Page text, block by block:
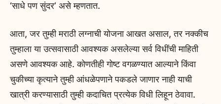
‘साधे पण सुंदर’ असे म्हणतात.
आता, जर तुम्ही मराठी लग्नाची योजना आखत असाल, तर नक्कीच
तुम्हाला या उत्सवासाठी आवश्यक असलेल्या सर्व विधींची माहिती
असणे आवश्यक आहे. कोणतीही गोष्ट वगळण्यात आल्याने किंवा
चुकीच्या कृत्याने तुम्ही आंधळेपणाने पकडले जाणार नाही याची
खात्री करण्यासाठी तुम्ही कदाचित प्रत्येक विधी लिहून ठेवावा.